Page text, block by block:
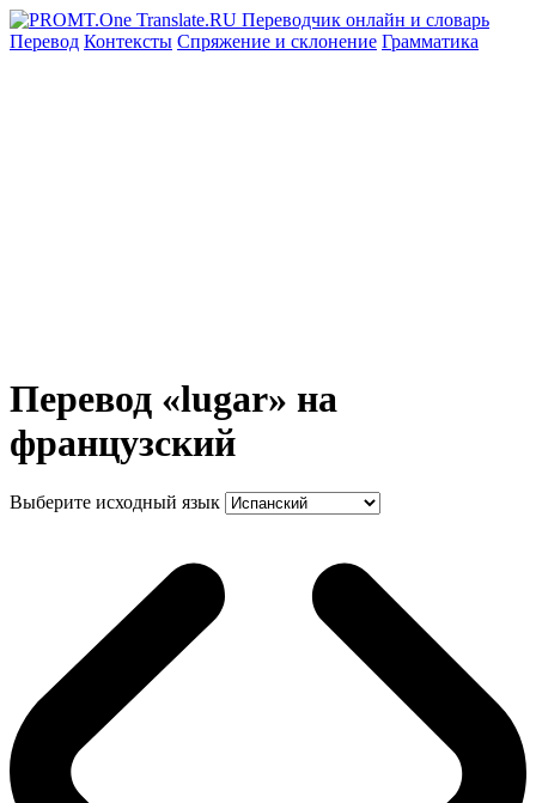
Перевод Контексты Спряжение и склонение Грамматика
Перевод «lugar» на
французский
Выберите исходный язык